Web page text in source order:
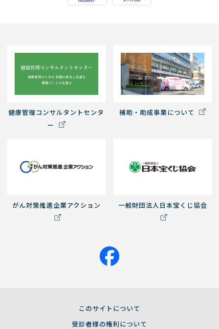
健康管理コンサルタントセンタ
ー
補助・助成事業について
がん対策推進企業アクション 一般財団法人日本宝くじ協会
このサイトについて
受診者様の権利について